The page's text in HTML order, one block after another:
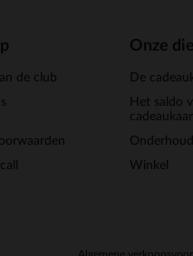
de club
Onze
De
Het saldo
Winkel